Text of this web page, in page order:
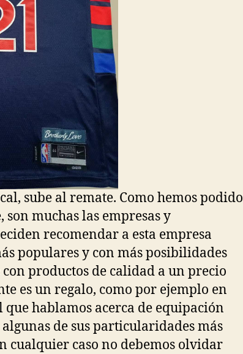
sube al remate. Como hemos podido
muchas las empresas y
recomendar a esta empresa
populares y con más posibilidades
productos de calidad a un precio
es un regalo, como por ejemplo en
que hablamos acerca de equipación
de sus particularidades más
cualquier caso no debemos olvidar